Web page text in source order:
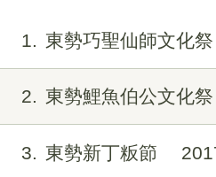
1 東勢巧聖仙師文化祭
2 東勢鯉魚伯公文化祭
3 東勢新丁粄節